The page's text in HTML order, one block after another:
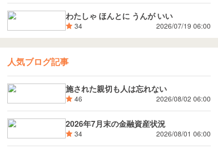
わたしゃ ほんとに うんが いい
34 2026/07/19 06:00
人気ブログ記事
施された親切も人は忘れない
46 2026/08/02 06:00
2026年7月末の金融資産状況
34 2026/08/01 06:00